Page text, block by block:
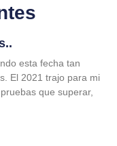
esta fecha tan
El 2021 trajo para mi
que superar,